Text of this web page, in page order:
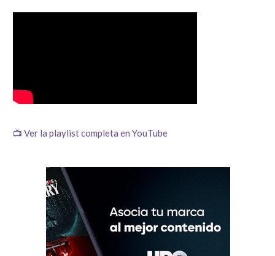
📺 Ver la playlist completa en YouTube